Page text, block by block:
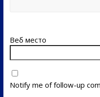
Веб место
Notify me of follow-up